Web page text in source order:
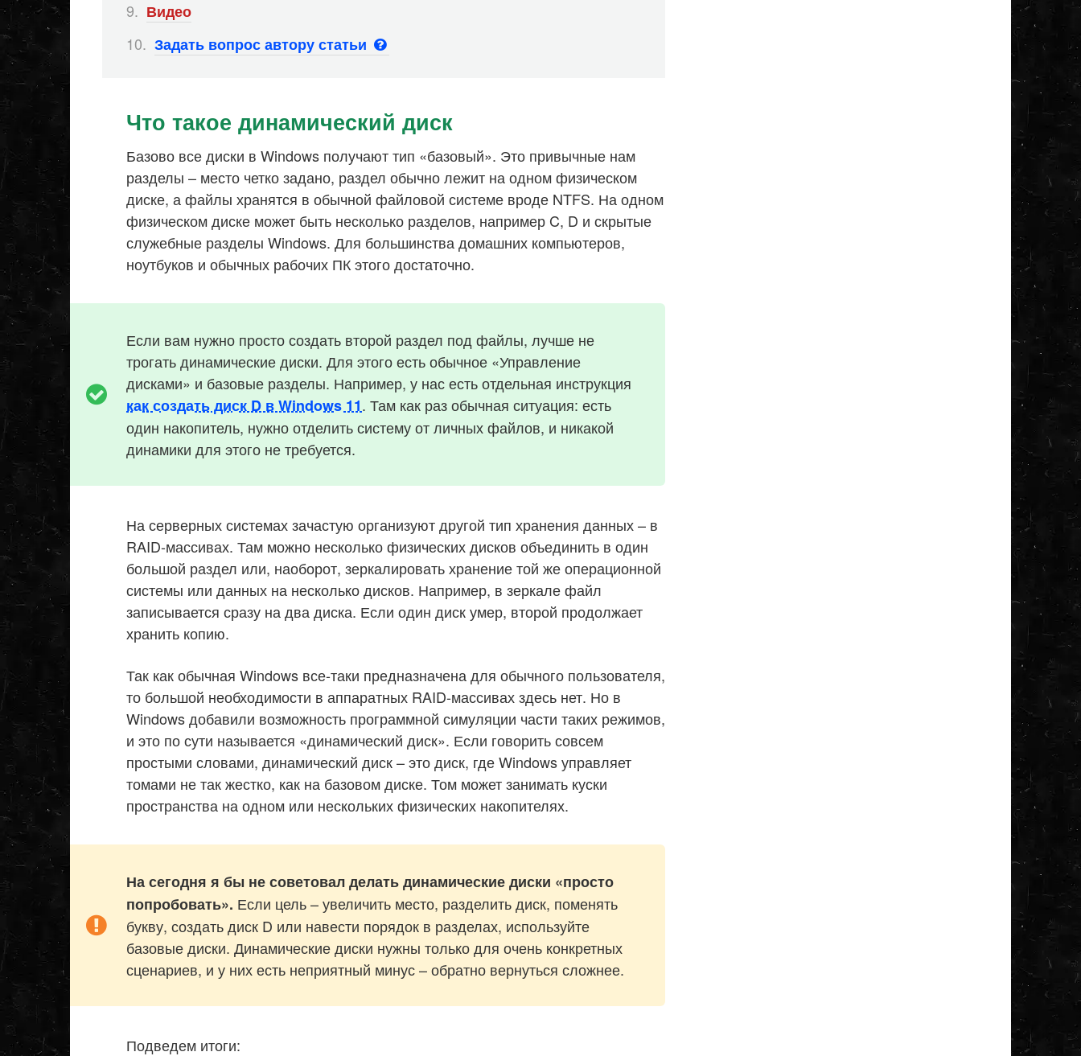
Видео
Задать вопрос автору статьи
Что такое динамический диск
Базово все диски в Windows получают тип «базовый». Это привычные нам
разделы – место четко задано, раздел обычно лежит на одном физическом
диске, а файлы хранятся в обычной файловой системе вроде NTFS. На одном
физическом диске может быть несколько разделов, например C, D и скрытые
служебные разделы Windows. Для большинства домашних компьютеров,
ноутбуков и обычных рабочих ПК этого достаточно.
Если вам нужно просто создать второй раздел под файлы, лучше не
трогать динамические диски. Для этого есть обычное «Управление
дисками» и базовые разделы. Например, у нас есть отдельная инструкция
как создать диск D в Windows 11. Там как раз обычная ситуация: есть
один накопитель, нужно отделить систему от личных файлов, и никакой
динамики для этого не требуется.
На серверных системах зачастую организуют другой тип хранения данных – в
RAID-массивах. Там можно несколько физических дисков объединить в один
большой раздел или, наоборот, зеркалировать хранение той же операционной
системы или данных на несколько дисков. Например, в зеркале файл
записывается сразу на два диска. Если один диск умер, второй продолжает
хранить копию.
Так как обычная Windows все-таки предназначена для обычного пользователя,
то большой необходимости в аппаратных RAID-массивах здесь нет. Но в
Windows добавили возможность программной симуляции части таких режимов,
и это по сути называется «динамический диск». Если говорить совсем
простыми словами, динамический диск – это диск, где Windows управляет
томами не так жестко, как на базовом диске. Том может занимать куски
пространства на одном или нескольких физических накопителях.
На сегодня я бы не советовал делать динамические диски «просто
попробовать». Если цель – увеличить место, разделить диск, поменять
букву, создать диск D или навести порядок в разделах, используйте
базовые диски. Динамические диски нужны только для очень конкретных
сценариев, и у них есть неприятный минус – обратно вернуться сложнее.
Подведем итоги: